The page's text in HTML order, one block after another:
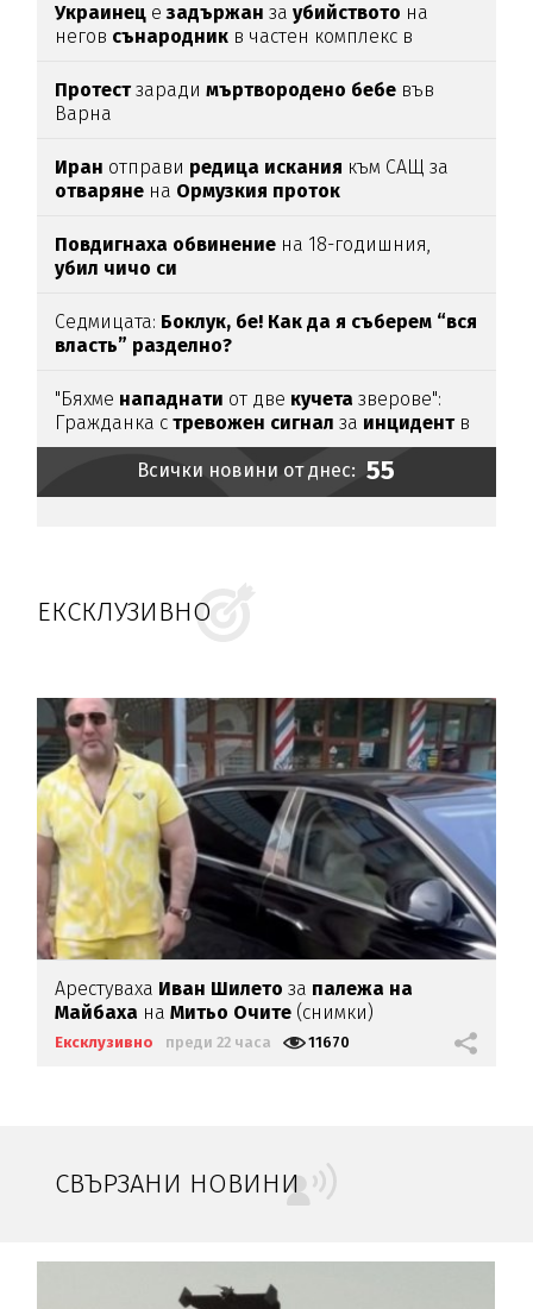
Украинец езадържан заубийството на
негов сънародник в частен комплекс в
Протестзарадимъртвородено бебе във
Варна
Иран отправи редица искания към САЩ за
отваряне на Ормузкия проток
Повдигнаха обвинение на 18-годишния,
убил чичо си
Седмицата: Боклук, бе! Как да я съберем “вся
власть” разделно?
"Бяхме нападнати от две кучета зверове":
Гражданка стревожен сигнал за инцидентв
Благоевград
Всички новини от днес: 55
ЕКСКЛУЗИВНО
Арестуваха Иван Шилетоза палежа на
Майбаха наМитьо Очите (снимки)
Ексклузивно преди 22 часа 11670
СВЪРЗАНИ НОВИНИ